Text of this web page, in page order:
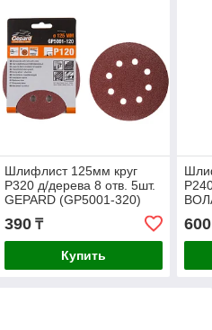
Шлифлист 125мм круг
Р320 д/дерева 8 отв. 5шт.
GEPARD (GP5001-320)
390₸
Купить
600